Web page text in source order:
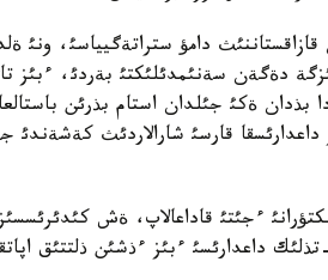
دامؤ ستراتةگيياسئ، ونئ
دةگةن سةنئمدئلئكتئ بةردئ، ءبئز
ةكئ جئلدان استام بذرئن
داعدارئسقا قارسئ شارالاردئث
ءجئتئ قاداعالاپ، ةش كئدئرئسسئز
داعدارئسئ ءبئز ءذشئن ذلتتئق